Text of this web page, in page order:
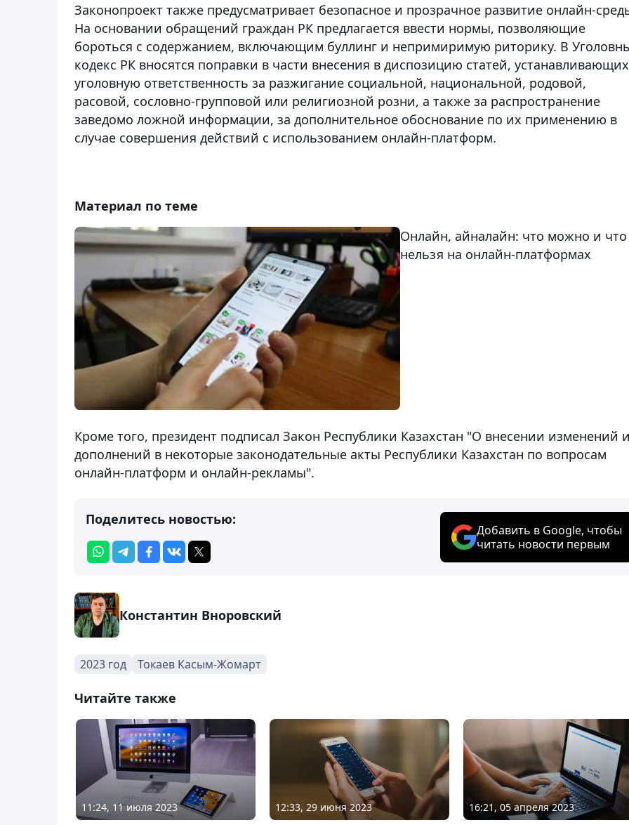
Законопроект также предусматривает безопасное и прозрачное развитие онлайн-
На основании обращений граждан РК предлагается ввести нормы, позволяющие
бороться с содержанием, включающим буллинг и непримиримую риторику. В
кодекс РК вносятся поправки в части внесения в диспозицию статей, устанавливающих
уголовную ответственность за разжигание социальной, национальной, родовой,
расовой, сословно-групповой или религиозной розни, а также за распространение
заведомо ложной информации, за дополнительное обоснование по их применению в
случае совершения действий с использованием онлайн-платформ.
Материал по теме
Онлайн, айналайн: что можно и что
нельзя на онлайн-платформах
Кроме того, президент подписал Закон Республики Казахстан "О внесении изменений
дополнений в некоторые законодательные акты Республики Казахстан по вопросам
онлайн-платформ и онлайн-рекламы".
Поделитесь новостью:
Добавить в Google, чтобы
читать новости первым
Константин Вноровский
2023 год Токаев Касым-Жомарт
Читайте также
11:24, 11 июля 2023 12:33, 29 июня 2023 16:21, 05 апреля 2023